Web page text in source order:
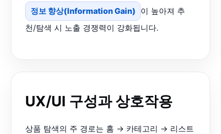
정보 향상(Information Gain) 이 높아져 추
천/탐색 시 노출 경쟁력이 강화됩니다.
UX/UI 구성과 상호작용
상품 탐색의 주 경로는 홈 → 카테고리 → 리스트